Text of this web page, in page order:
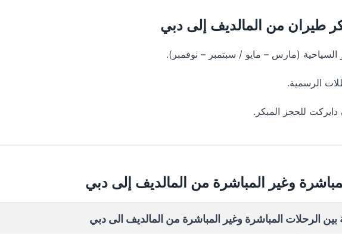
طيران من المالديف إلى دبي
(مارس – مايو / سبتمبر – نوفمبر).
الرسمية.
للحجز المبكر.
وغير المباشرة من المالديف إلى دبي
بين الرحلات المباشرة وغير المباشرة من المالديف الى دبي